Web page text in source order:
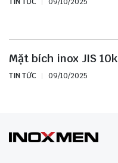
TIN TỨC 09/10/2025
Mặt bích inox JIS 10k
TIN TỨC 09/10/2025